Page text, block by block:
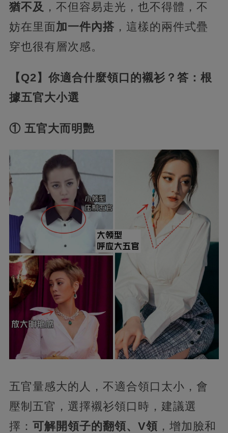
猶不及 ，不但容易走光，也不得體，不
妨在里面加一件內搭 ，這樣的兩件式疊
穿也很有層次感。
【Q2】你適合什麼領口的襯衫？答：根
據五官大小選
① 五官大而明艷
五官量感大的人，不適合領口太小，會
壓制五官，選擇襯衫領口時，建議選
擇： 可解開領子的翻領、V領 ，增加臉和